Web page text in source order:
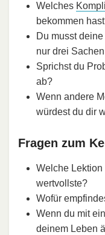
Welches
bekommen
Du musst
nur drei
Sprichst du
ab?
Wenn andere
würdest du dir
Fragen zum
Welche
wertvollste?
Wofür
Wenn du mit
deinem Leben